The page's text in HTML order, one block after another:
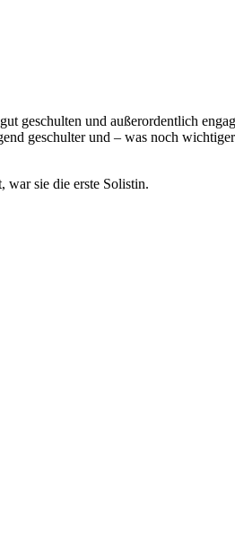
geschulten und außerordentlich
geschulter und – was noch
war sie die erste Solistin.